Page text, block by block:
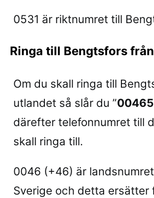
0531 är riktnumret till
Ringa till Bengtsfors
Om du skall ringa till
utlandet så slår du ”
därefter telefonnumret till
skall ringa till.
0046 (+46) är
Sverige och detta ersätter